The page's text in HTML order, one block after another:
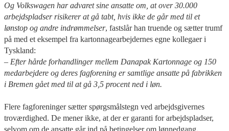
Og Volkswagen har advaret sine ansatte om, at over 30.000
arbejdspladser risikerer at gå tabt, hvis ikke de går med til et
lønstop og andre indrømmelser, fastslår han truende og sætter trumf
på med et eksempel fra kartonnagearbejdernes egne kollegaer i
Tyskland:
– Efter hårde forhandlinger mellem Danapak Kartonnage og 150
medarbejdere og deres fagforening er samtlige ansatte på fabrikken
i Bremen gået med til at gå 3,5 procent ned i løn.
Flere fagforeninger sætter spørgsmålstegn ved arbejdsgivernes
troværdighed. De mener ikke, at der er garanti for arbejdspladser,
selvom om de ansatte går ind på betingelser om lønnedgang.